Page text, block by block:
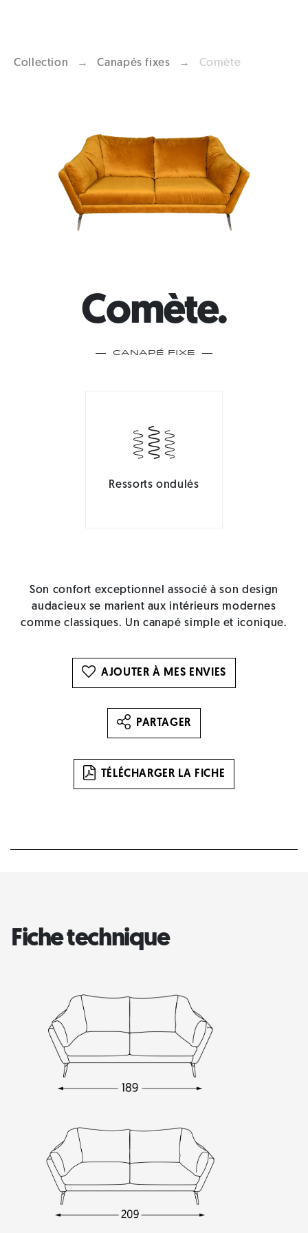
Collection → Canapés fixes → Comète
Previous
Comète.
Canapé Fixe
Ressorts ondulés
Son confort exceptionnel associé à son design
audacieux se marient aux intérieurs modernes
comme classiques. Un canapé simple et iconique.
AJOUTER À MES ENVIES
PARTAGER
TÉLÉCHARGER LA FICHE
Fiche technique